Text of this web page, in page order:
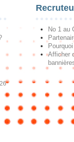
No 1 au
Afficher